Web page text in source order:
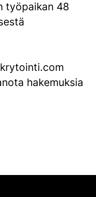
työpaikan 48
hakemuksia